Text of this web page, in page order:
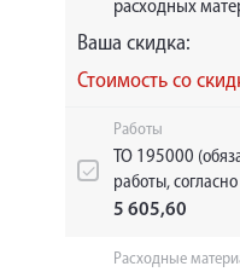
расходных
Ваша скидка:
Стоимость со
Работы
ТО 195000
работы,
5 605,60
Расходные